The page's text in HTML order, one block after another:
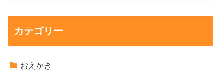
カテゴリー
おえかき